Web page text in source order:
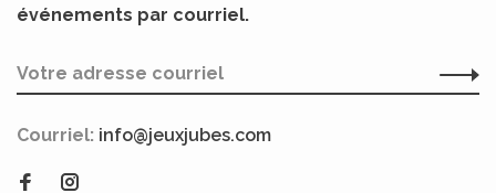
événements par courriel.
Courriel: info@jeuxjubes.com